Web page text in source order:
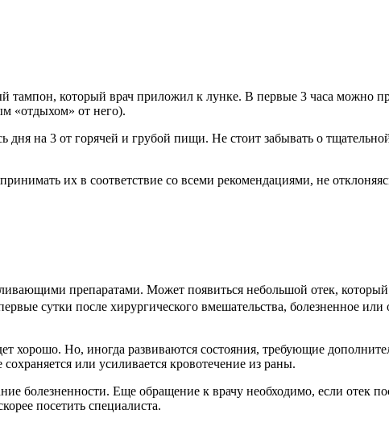
тампон, который врач приложил к лунке. В первые 3 часа можно
«отдыхом» от него).
на 3 от горячей и грубой пищи. Не стоит забывать о
их в соответствие со всеми рекомендациями, не
препаратами. Может появиться небольшой отек,
сутки после хирургического вмешательства, болезненное
Но, иногда развиваются состояния, требующие
или усиливается кровотечение из раны.
болезненности. Еще обращение к врачу необходимо, если отек
посетить специалиста.